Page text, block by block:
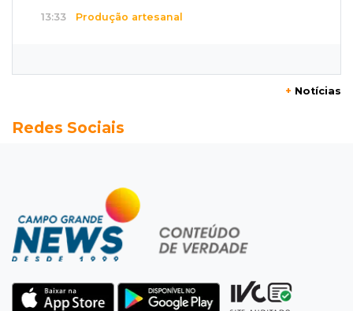
13:33 Produção artesanal
Idoso tem R$ 39,7 mil retirados da conta em
Artigos
O crescimento descontrolado das big techs
12:55 Ventania
sem energia em Campo Grande
+ Notícias
Redes Sociais